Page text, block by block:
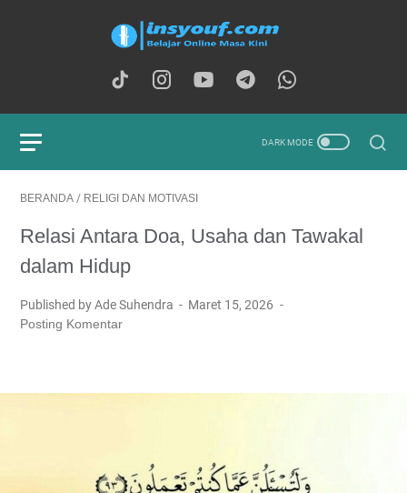
BERANDA / RELIGI DAN MOTIVASI
Relasi Antara Doa, Usaha dan Tawakal
dalam Hidup
Published by Ade Suhendra
Maret 15, 2026
Posting Komentar